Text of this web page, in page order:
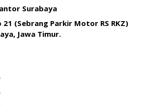
Surabaya
21 (Sebrang Parkir Motor RS RKZ)
Jawa Timur.